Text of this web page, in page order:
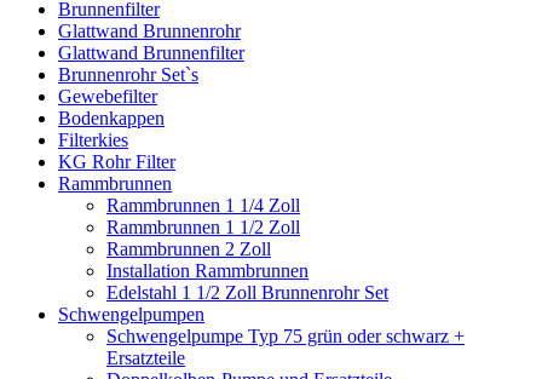
Brunnenfilter
Glattwand Brunnenrohr
Glattwand Brunnenfilter
Brunnenrohr Set`s
Gewebefilter
Bodenkappen
Filterkies
KG Rohr Filter
Rammbrunnen
Rammbrunnen 1 1/4 Zoll
Rammbrunnen 1 1/2 Zoll
Rammbrunnen 2 Zoll
Installation Rammbrunnen
Edelstahl 1 1/2 Zoll Brunnenrohr Set
Schwengelpumpen
Schwengelpumpe Typ 75 grün oder schwarz +
Ersatzteile